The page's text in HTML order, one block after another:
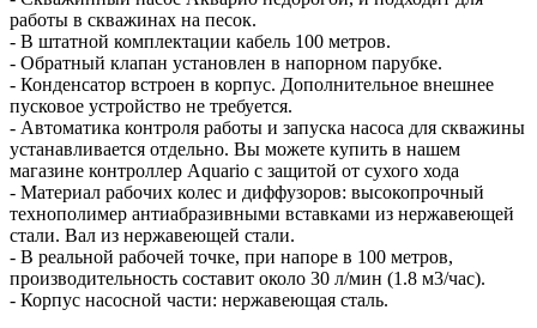
работы в скважинах на песок.
- В штатной комплектации кабель 100 метров.
- Обратный клапан установлен в напорном парубке.
- Конденсатор встроен в корпус. Дополнительное внешнее
пусковое устройство не требуется.
- Автоматика контроля работы и запуска насоса для скважины
устанавливается отдельно. Вы можете купить в нашем
магазине контроллер Aquario с защитой от сухого хода
- Материал рабочих колес и диффузоров: высокопрочный
технополимер антиабразивными вставками из нержавеющей
стали. Вал из нержавеющей стали.
- В реальной рабочей точке, при напоре в 100 метров,
производительность составит около 30 л/мин (1.8 м3/час).
- Корпус насосной части: нержавеющая сталь.